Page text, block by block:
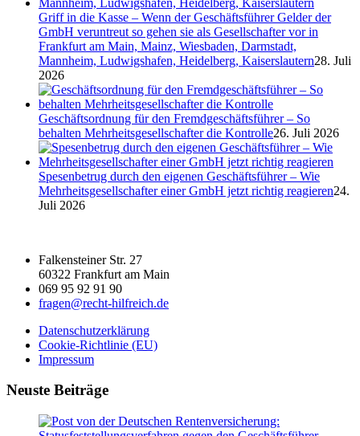
Griff in die Kasse – Wenn der Geschäftsführer Gelder der
GmbH veruntreut so gehen sie als Gesellschafter vor in
Frankfurt am Main, Mainz, Wiesbaden, Darmstadt,
Mannheim, Ludwigshafen, Heidelberg, Kaiserslautern28. Juli
2026
Geschäftsordnung für den Fremdgeschäftsführer – So
behalten Mehrheitsgesellschafter die Kontrolle26. Juli 2026
Spesenbetrug durch den eigenen Geschäftsführer – Wie
Mehrheitsgesellschafter einer GmbH jetzt richtig reagieren24.
Juli 2026
Falkensteiner Str. 27
60322 Frankfurt am Main
069 95 92 91 90
fragen@recht-hilfreich.de
Datenschutzerklärung
Cookie-Richtlinie (EU)
Impressum
Neuste Beiträge